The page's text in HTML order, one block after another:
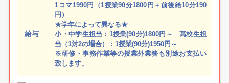
給与
1コマ1990円（1授業90分1800円＋前後給10分190
円）
★学年によって異なる★
小・中学生担当：1授業(90分)1800円～ 高校生担
当（1対2の場合）：1授業(90分)1950円～
※研修・事務作業等の授業外業務も別途お支払い
致します。